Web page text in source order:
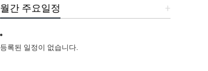
+
월간 주요일정
등록된 일정이 없습니다.